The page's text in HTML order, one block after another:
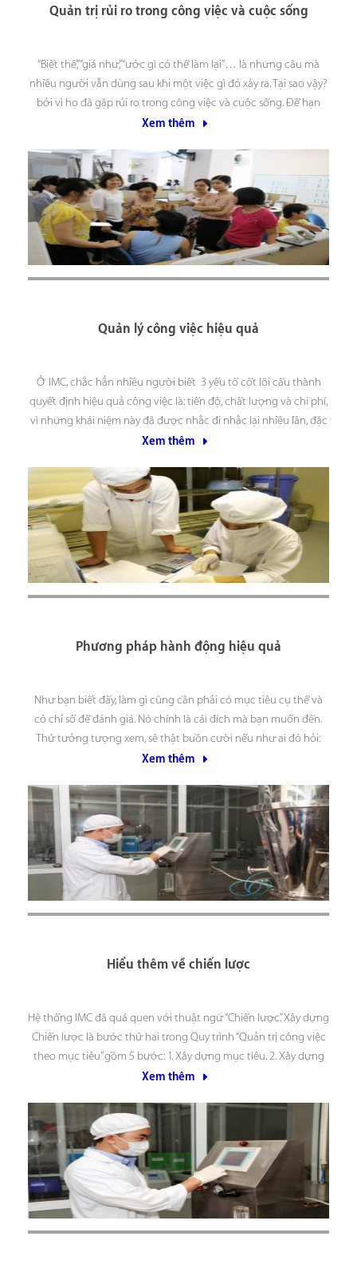
Quản trị rủi ro trong công việc và cuộc sống
“Biết thế”, “giá như”, “ước gì có thể làm lại”… là những câu mà
nhiều người vẫn dùng sau khi một việc gì đó xảy ra. Tại sao vậy?
bởi vì họ đã gặp rủi ro trong công việc và cuộc sống. Để hạn
chế thấp nhất, thậm chí “nói
Xem thêm
Quản lý công việc hiệu quả
Ở IMC, chắc hẳn nhiều người biết 3 yếu tố cốt lõi cấu thành
quyết định hiệu quả công việc là: tiến độ, chất lượng và chi phí,
vì những khái niệm này đã được nhắc đi nhắc lại nhiều lần, đặc
biệt là đối với các vị trí cán
Xem thêm
Phương pháp hành động hiệu quả
Như bạn biết đấy, làm gì cũng cần phải có mục tiêu cụ thể và
có chỉ số để đánh giá. Nó chính là cái đích mà bạn muốn đến.
Thử tưởng tượng xem, sẽ thật buồn cười nếu như ai đó hỏi:
“bạn làm việc này để làm gì”
Xem thêm
Hiểu thêm về chiến lược
Hệ thống IMC đã quá quen với thuật ngữ “Chiến lược”. Xây dựng
Chiến lược là bước thứ hai trong Quy trình “Quản trị công việc
theo mục tiêu” gồm 5 bước: 1. Xây dựng mục tiêu. 2. Xây dựng
chiến lược (biện pháp) hành động. 3. Xây dựng kế
Xem thêm